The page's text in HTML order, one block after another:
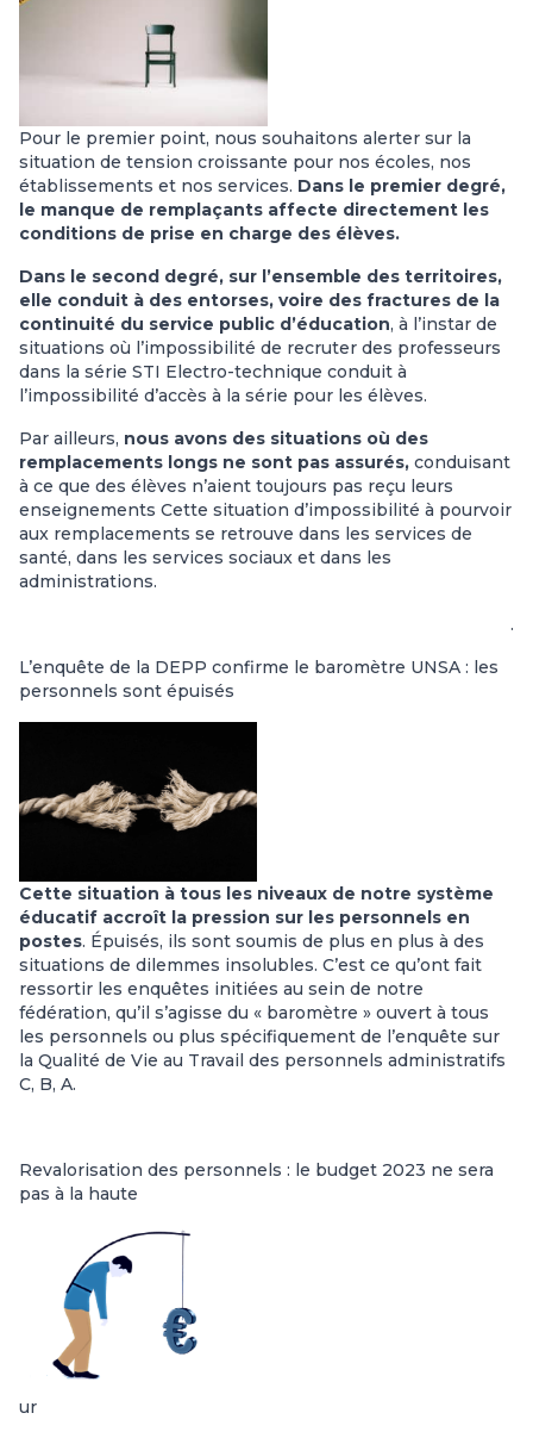
Pour le premier point, nous souhaitons alerter sur la
situation de tension croissante pour nos écoles, nos
établissements et nos services. Dans le premier degré,
le manque de remplaçants affecte directement les
conditions de prise en charge des élèves.
Dans le second degré, sur l’ensemble des territoires,
elle conduit à des entorses, voire des fractures de la
continuité du service public d’éducation, à l’instar de
situations où l’impossibilité de recruter des professeurs
dans la série STI Electro-technique conduit à
l’impossibilité d’accès à la série pour les élèves.
Par ailleurs, nous avons des situations où des
remplacements longs ne sont pas assurés, conduisant
à ce que des élèves n’aient toujours pas reçu leurs
enseignements Cette situation d’impossibilité à pourvoir
aux remplacements se retrouve dans les services de
santé, dans les services sociaux et dans les
administrations.
.
L’enquête de la DEPP confirme le baromètre UNSA : les
personnels sont épuisés
Cette situation à tous les niveaux de notre système
éducatif accroît la pression sur les personnels en
postes. Épuisés, ils sont soumis de plus en plus à des
situations de dilemmes insolubles. C’est ce qu’ont fait
ressortir les enquêtes initiées au sein de notre
fédération, qu’il s’agisse du « baromètre » ouvert à tous
les personnels ou plus spécifiquement de l’enquête sur
la Qualité de Vie au Travail des personnels administratifs
C, B, A.
Revalorisation des personnels : le budget 2023 ne sera
pas à la haute
ur